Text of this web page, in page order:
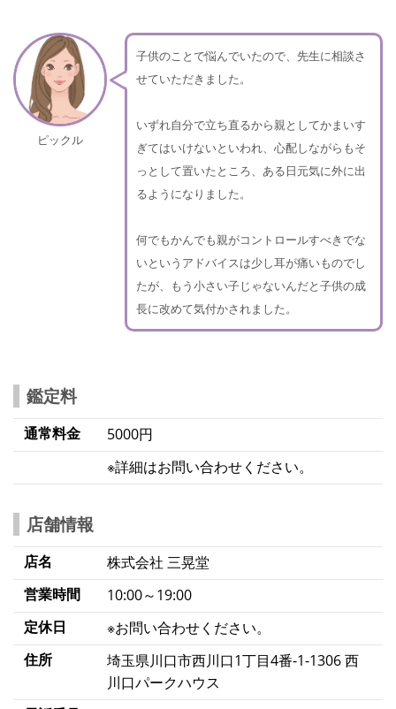
ピックル
子供のことで悩んでいたので、先生に相談さ
せていただきました。
いずれ自分で立ち直るから親としてかまいす
ぎてはいけないといわれ、心配しながらもそ
っとして置いたところ、ある日元気に外に出
るようになりました。
何でもかんでも親がコントロールすべきでな
いというアドバイスは少し耳が痛いものでし
たが、もう小さい子じゃないんだと子供の成
長に改めて気付かされました。
鑑定料
通常料金
5000円
※詳細はお問い合わせください。
店舗情報
店名
株式会社 三晃堂
営業時間
10:00～19:00
定休日
※お問い合わせください。
住所
埼玉県川口市西川口1丁目4番-1-1306 西
川口パークハウス